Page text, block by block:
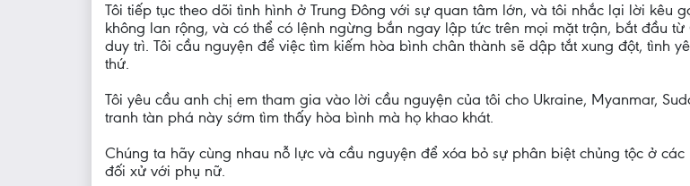
Tôi tiếp tục theo dõi tình hình ở Trung Đông với sự quan tâm lớn, và tôi nhắc lại lời kêu
không lan rộng, và có thể có lệnh ngừng bắn ngay lập tức trên mọi mặt trận, bắt đầu
duy trì. Tôi cầu nguyện để việc tìm kiếm hòa bình chân thành sẽ dập tắt xung đột, tình
thứ.
Tôi yêu cầu anh chị em tham gia vào lời cầu nguyện của tôi cho Ukraine, Myanmar,
tranh tàn phá này sớm tìm thấy hòa bình mà họ khao khát.
Chúng ta hãy cùng nhau nỗ lực và cầu nguyện để xóa bỏ sự phân biệt chủng tộc ở
đối xử với phụ nữ.